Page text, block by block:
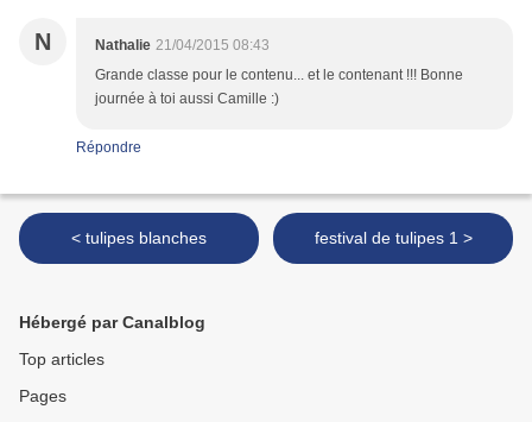
N Nathalie 21/04/2015 08:43
Grande classe pour le contenu... et le contenant !!! Bonne
journée à toi aussi Camille :)
Répondre
< tulipes blanches festival de tulipes 1 >
Hébergé par Canalblog
Top articles
Pages